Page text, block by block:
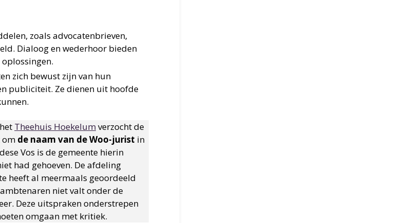
zoals advocatenbrieven,
Dialoog en wederhoor bieden
zich bewust zijn van hun
publiciteit. Ze dienen uit hoofde
Theehuis Hoekelumverzocht de
om de naam van de Woo-jurist in
Vos is de gemeente hierin
had gehoeven. De afdeling
heeft al meermaals geoordeeld
niet valt onder de
Deze uitspraken onderstrepen
omgaan met kritiek.